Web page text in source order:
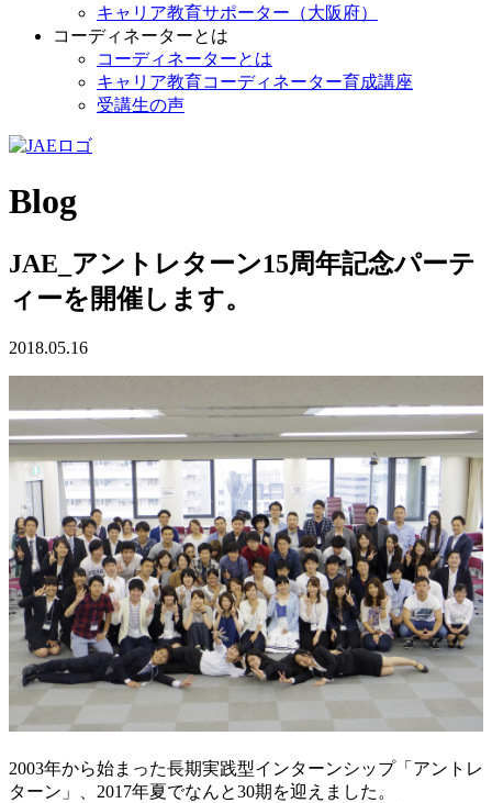
キャリア教育サポーター（大阪府）
コーディネーターとは
コーディネーターとは
キャリア教育コーディネーター育成講座
受講生の声
Blog
JAE_アントレターン15周年記念パーテ
ィーを開催します。
2018.05.16
2003年から始まった長期実践型インターンシップ「アントレ
ターン」、2017年夏でなんと30期を迎えました。